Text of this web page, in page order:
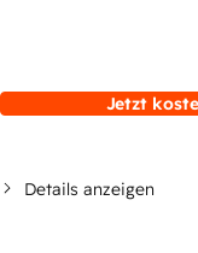
Jetzt
Details anzeigen